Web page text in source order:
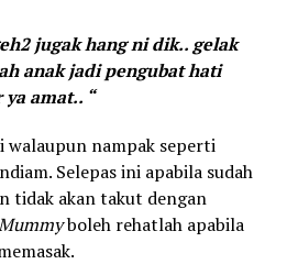
jugak hang ni dik.. gelak
anak jadi pengubat hati
amat.. “
walaupun nampak seperti
Selepas ini apabila sudah
tidak akan takut dengan
boleh rehatlah apabila